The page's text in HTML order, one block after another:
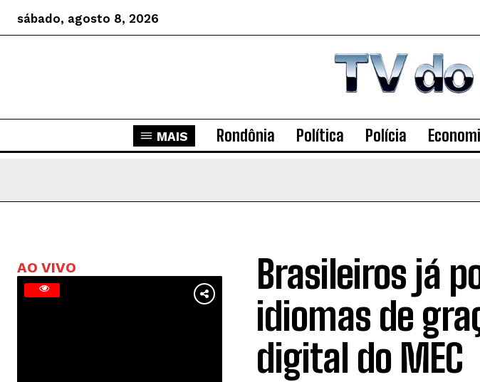
sábado, agosto 8, 2026
MAIS Rondônia Política Polícia
AO VIVO
Brasileiros já
idiomas de
digital do MEC